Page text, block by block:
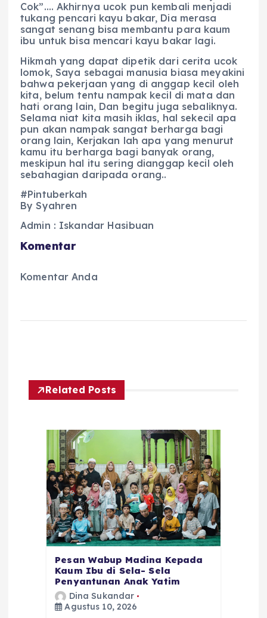
Cok”…. Akhirnya ucok pun kembali menjadi
tukang pencari kayu bakar, Dia merasa
sangat senang bisa membantu para kaum
ibu untuk bisa mencari kayu bakar lagi.
Hikmah yang dapat dipetik dari cerita ucok
lomok, Saya sebagai manusia biasa meyakini
bahwa pekerjaan yang di anggap kecil oleh
kita, belum tentu nampak kecil di mata dan
hati orang lain, Dan begitu juga sebaliknya.
Selama niat kita masih iklas, hal sekecil apa
pun akan nampak sangat berharga bagi
orang lain, Kerjakan lah apa yang menurut
kamu itu berharga bagi banyak orang,
meskipun hal itu sering dianggap kecil oleh
sebahagian daripada orang..
#Pintuberkah
By Syahren
Admin : Iskandar Hasibuan
Komentar
Komentar Anda
Related Posts
Pesan Wabup Madina Kepada
Kaum Ibu di Sela- Sela
Penyantunan Anak Yatim
Dina Sukandar
Agustus 10, 2026